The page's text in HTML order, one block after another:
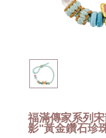
福滿傳家系列
影"黃金鑽石珍